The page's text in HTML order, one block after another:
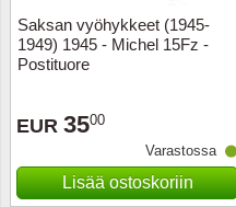
Saksan vyöhykkeet (1945-
1949) 1945 - Michel 15Fz -
Postituore
EUR 3500
Varastossa
Lisää ostoskoriin